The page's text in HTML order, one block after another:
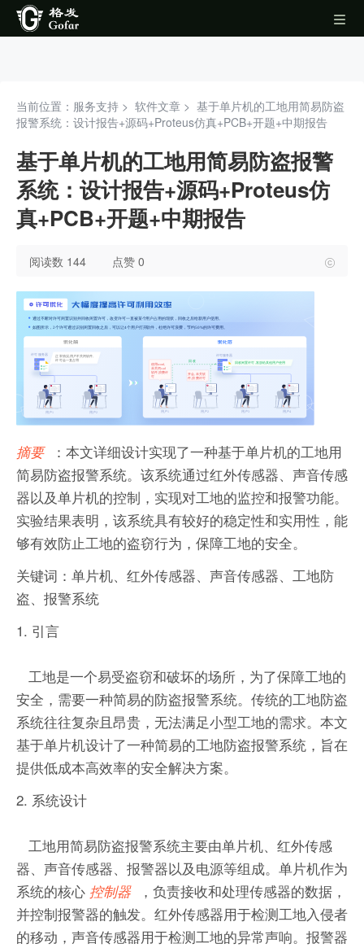
当前位置：服务支持 > 软件文章 > 基于单片机的工地用简易防盗
报警系统：设计报告+源码+Proteus仿真+PCB+开题+中期报告
基于单片机的工地用简易防盗报警
系统：设计报告+源码+Proteus仿
真+PCB+开题+中期报告
阅读数 144 点赞 0
摘要
：本文详细设计实现了一种基于单片机的工地用
简易防盗报警系统。该系统通过红外传感器、声音传感
器以及单片机的控制，实现对工地的监控和报警功能。
实验结果表明，该系统具有较好的稳定性和实用性，能
够有效防止工地的盗窃行为，保障工地的安全。
关键词：单片机、红外传感器、声音传感器、工地防
盗、报警系统
1. 引言
工地是一个易受盗窃和破坏的场所，为了保障工地的
安全，需要一种简易的防盗报警系统。传统的工地防盗
系统往往复杂且昂贵，无法满足小型工地的需求。本文
基于单片机设计了一种简易的工地防盗报警系统，旨在
提供低成本高效率的安全解决方案。
2. 系统设计
工地用简易防盗报警系统主要由单片机、红外传感
器、声音传感器、报警器以及电源等组成。单片机作为
系统的核心 控制器
，负责接收和处理传感器的数据，
并控制报警器的触发。红外传感器用于检测工地入侵者
的移动，声音传感器用于检测工地的异常声响。报警器